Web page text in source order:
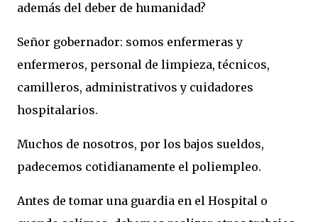
además del deber de humanidad?
Señor gobernador: somos enfermeras y
enfermeros, personal de limpieza, técnicos,
camilleros, administrativos y cuidadores
hospitalarios.
Muchos de nosotros, por los bajos sueldos,
padecemos cotidianamente el poliempleo.
Antes de tomar una guardia en el Hospital o